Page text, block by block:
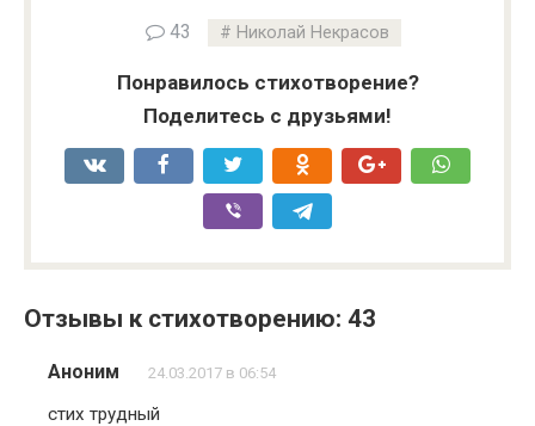
43 Николай Некрасов
Понравилось стихотворение?
Поделитесь с друзьями!
Отзывы к стихотворению: 43
Аноним 24.03.2017 в 06:54
стих трудный